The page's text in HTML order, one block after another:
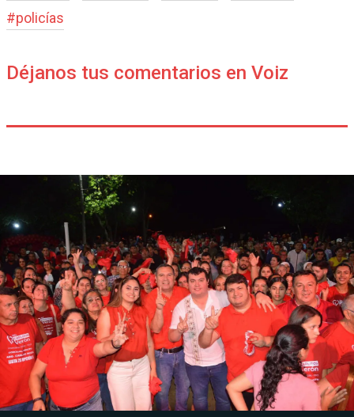
#policías
Déjanos tus comentarios en Voiz